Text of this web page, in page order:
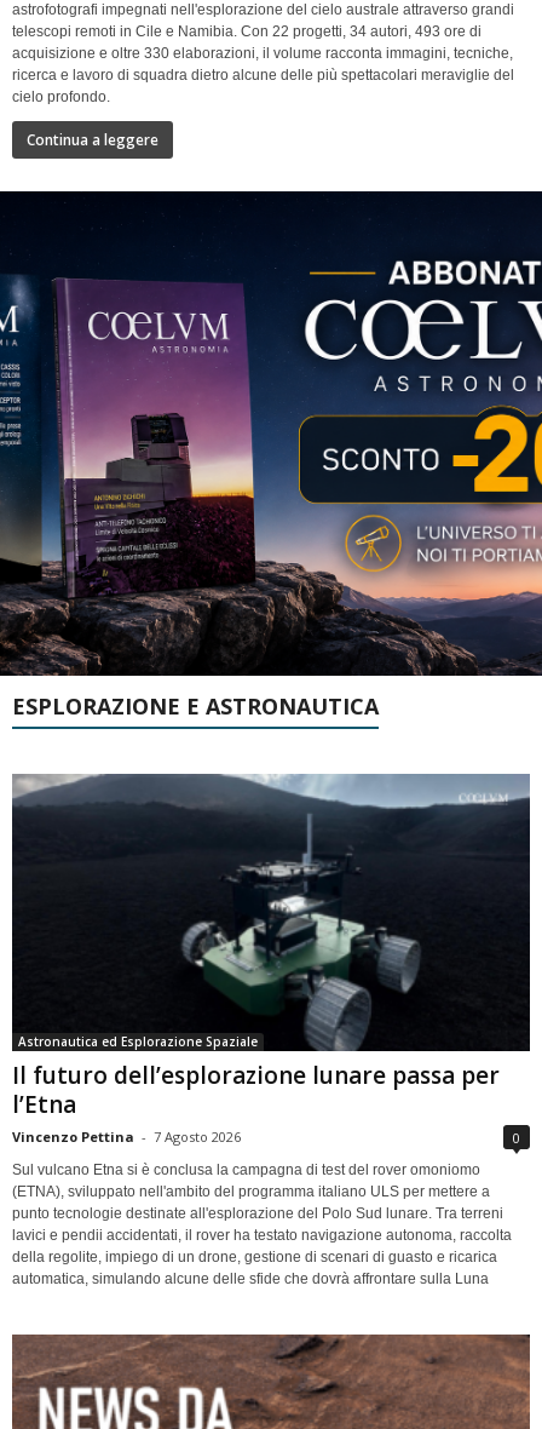
astrofotografi impegnati nell'esplorazione del cielo australe attraverso grandi
telescopi remoti in Cile e Namibia. Con 22 progetti, 34 autori, 493 ore di
acquisizione e oltre 330 elaborazioni, il volume racconta immagini, tecniche,
ricerca e lavoro di squadra dietro alcune delle più spettacolari meraviglie del
cielo profondo.
Continua a leggere
ESPLORAZIONE E ASTRONAUTICA
Astronautica ed Esplorazione Spaziale
Il futuro dell’esplorazione lunare passa per
l’Etna
Vincenzo Pettina - 7 Agosto 2026 0
Sul vulcano Etna si è conclusa la campagna di test del rover omoniomo
(ETNA), sviluppato nell'ambito del programma italiano ULS per mettere a
punto tecnologie destinate all'esplorazione del Polo Sud lunare. Tra terreni
lavici e pendii accidentati, il rover ha testato navigazione autonoma, raccolta
della regolite, impiego di un drone, gestione di scenari di guasto e ricarica
automatica, simulando alcune delle sfide che dovrà affrontare sulla Luna